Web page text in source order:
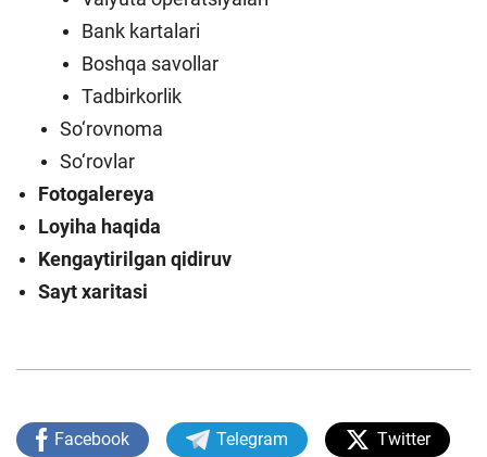
Bank kartalari
Boshqa savollar
Tadbirkorlik
So‘rovnoma
So‘rovlar
Fotogalereya
Loyiha haqida
Kengaytirilgan qidiruv
Sayt xaritasi
Facebook Telegram Twitter